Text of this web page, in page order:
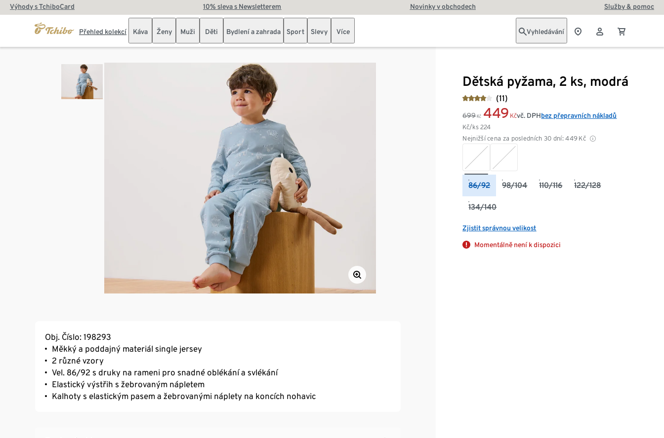
Výhody s TchiboCard 10% sleva s Newsletterem Novinky v obchodech Služby & pomoc
Přehled kolekcí Káva Ženy Muži Děti Bydlení a zahrada Sport Slevy Více Vyhledávání
Dětská pyžama, 2 ks, modrá
(11)
699 Kč 449 Kč
Kč/ks224
Nejnižší cena za posledních 30 dní: 449 Kč
vč. DPHbez přepravních nákladů
86/92 98/104 110/116 122/128
134/140
Zjistit správnou velikost
Momentálně není k dispozici
Obj. Číslo: 198293
Měkký a poddajný materiál single jersey
2 různé vzory
Vel. 86/92 s druky na rameni pro snadné oblékání a svlékání
Elastický výstřih s žebrovaným nápletem
Kalhoty s elastickým pasem a žebrovanými náplety na koncích nohavic